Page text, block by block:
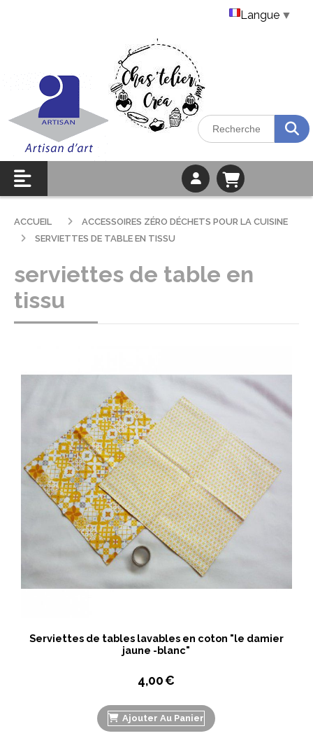
ACCUEIL
ACCESSOIRES ZÉRO DÉCHETS POUR LA CUISINE
SERVIETTES DE TABLE EN TISSU
serviettes de table en
tissu
Serviettes de tables lavables en coton "le damier
jaune -blanc"
4,00€
Ajouter Au Panier
Langue ▼